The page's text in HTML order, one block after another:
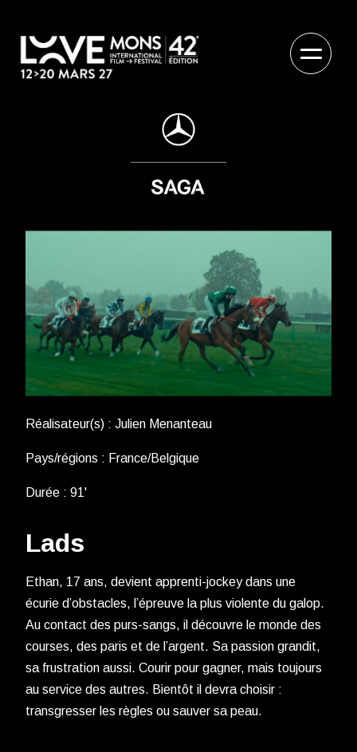
Réalisateur(s) : Julien Menanteau
Pays/régions : France/Belgique
Durée : 91'
Lads
Ethan, 17 ans, devient apprenti-jockey dans une
écurie d’obstacles, l’épreuve la plus violente du galop.
Au contact des purs-sangs, il découvre le monde des
courses, des paris et de l’argent. Sa passion grandit,
sa frustration aussi. Courir pour gagner, mais toujours
au service des autres. Bientôt il devra choisir :
transgresser les règles ou sauver sa peau.